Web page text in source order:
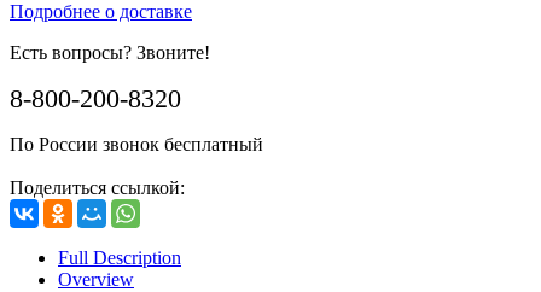
Подробнее о доставке
Есть вопросы? Звоните!
8-800-200-8320
По России звонок бесплатный
Поделиться ссылкой:
Full Description
Overview